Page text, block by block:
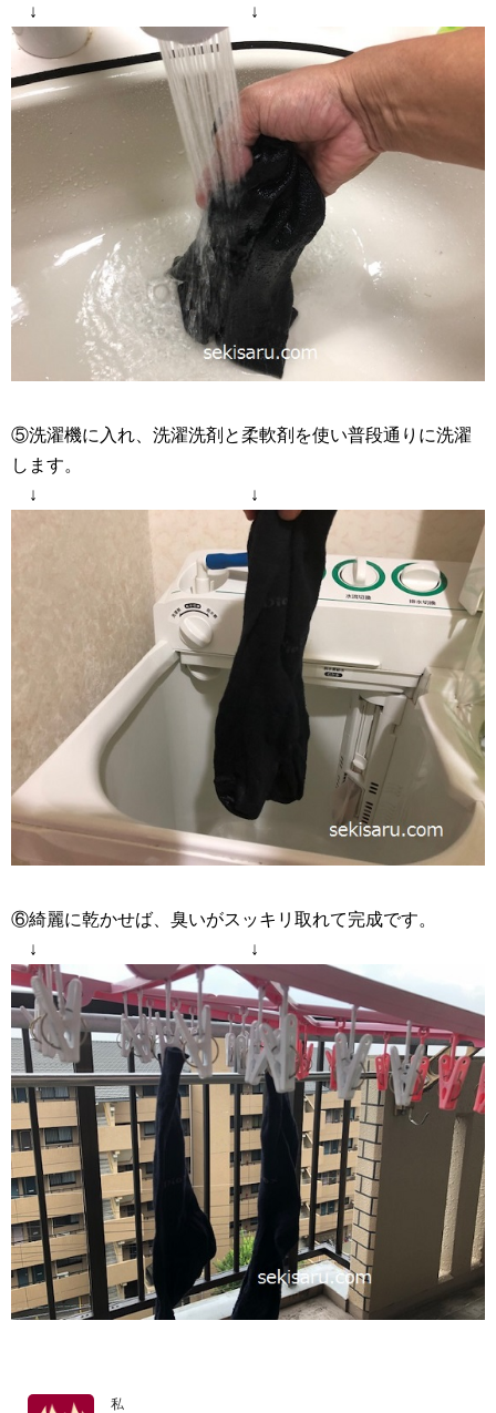
↓ ↓
⑤洗濯機に入れ、洗濯洗剤と柔軟剤を使い普段通りに洗濯
します。
↓ ↓
⑥綺麗に乾かせば、臭いがスッキリ取れて完成です。
↓ ↓
私